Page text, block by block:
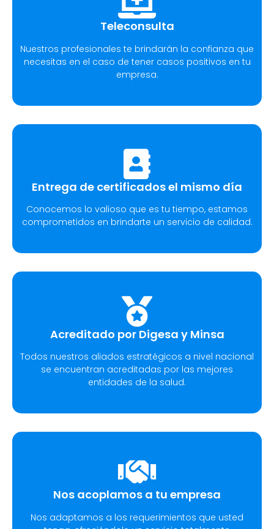
Teleconsulta
Nuestros profesionales te brindarán la confianza que
necesitas en el caso de tener casos positivos en tu
empresa.
Entrega de certificados el mismo día
Conocemos lo valioso que es tu tiempo, estamos
comprometidos en brindarte un servicio de calidad.
Acreditado por Digesa y Minsa​
Todos nuestros aliados estratégicos a nivel nacional
se encuentran acreditadas por las mejores
entidades de la salud.
Nos acoplamos a tu empresa
Nos adaptamos a los requerimientos que usted